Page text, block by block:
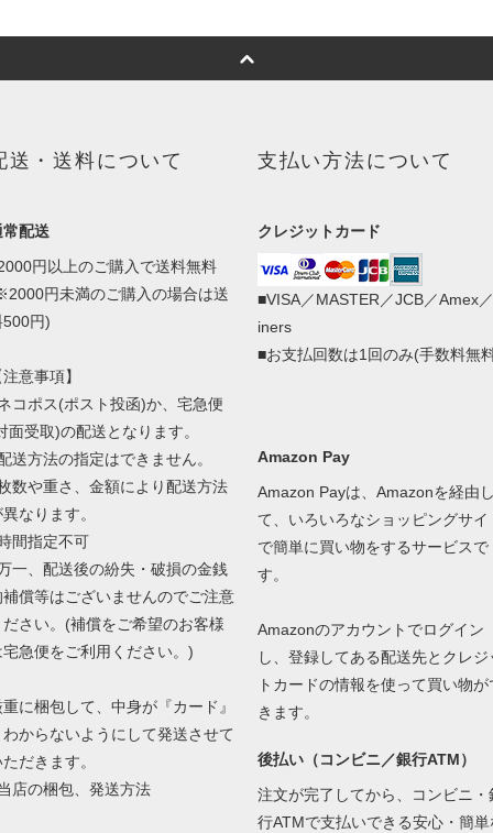
送・送料について
常配送
円以上のご購入で送料無料
円未満のご購入の場合は送
500円)
注意事項】
コポス(ポスト投函)か、宅急便
面受取)の配送となります。
送方法の指定はできません。
数や重さ、金額により配送方法
なります。
間指定不可
一、配送後の紛失・破損の金銭
補償等はございませんのでご注意
ださい。(補償をご希望のお客様
宅急便をご利用ください。)
重に梱包して、中身が『カード』
わからないようにして発送させて
ただきます。
店の梱包、発送方法
支払い方法について
クレジットカード
■VISA／MASTER／JCB／Amex
iners
■お支払回数は1回のみ(手数料無
Amazon Pay
Amazon Payは、Amazonを経由
て、いろいろなショッピングサイ
で簡単に買い物をするサービスで
す。
Amazonのアカウントでログイン
し、登録してある配送先とクレジ
トカードの情報を使って買い物が
きます。
後払い（コンビニ／銀行ATM）
注文が完了してから、コンビニ・
行ATMで支払いできる安心・簡単